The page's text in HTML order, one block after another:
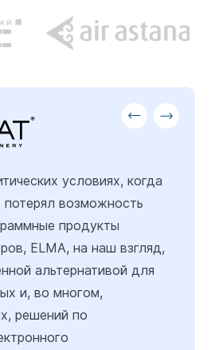
условиях, когда
потерял возможность
продукты
ELMA, на наш взгляд,
альтернативой для
и, во многом,
решений по